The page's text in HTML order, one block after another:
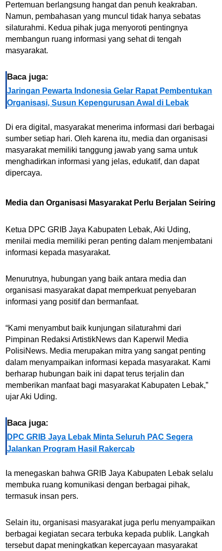
Pertemuan berlangsung hangat dan penuh keakraban.
Namun, pembahasan yang muncul tidak hanya sebatas
silaturahmi. Kedua pihak juga menyoroti pentingnya
membangun ruang informasi yang sehat di tengah
masyarakat.
Baca juga:
Jaringan Pewarta Indonesia Gelar Rapat Pembentukan
Organisasi, Susun Kepengurusan Awal di Lebak
Di era digital, masyarakat menerima informasi dari berbagai
sumber setiap hari. Oleh karena itu, media dan organisasi
masyarakat memiliki tanggung jawab yang sama untuk
menghadirkan informasi yang jelas, edukatif, dan dapat
dipercaya.
Media dan Organisasi Masyarakat Perlu Berjalan Seiring
Ketua DPC GRIB Jaya Kabupaten Lebak, Aki Uding,
menilai media memiliki peran penting dalam menjembatani
informasi kepada masyarakat.
Menurutnya, hubungan yang baik antara media dan
organisasi masyarakat dapat memperkuat penyebaran
informasi yang positif dan bermanfaat.
“Kami menyambut baik kunjungan silaturahmi dari
Pimpinan Redaksi ArtistikNews dan Kaperwil Media
PolisiNews. Media merupakan mitra yang sangat penting
dalam menyampaikan informasi kepada masyarakat. Kami
berharap hubungan baik ini dapat terus terjalin dan
memberikan manfaat bagi masyarakat Kabupaten Lebak,”
ujar Aki Uding.
Baca juga:
DPC GRIB Jaya Lebak Minta Seluruh PAC Segera
Jalankan Program Hasil Rakercab
Ia menegaskan bahwa GRIB Jaya Kabupaten Lebak selalu
membuka ruang komunikasi dengan berbagai pihak,
termasuk insan pers.
Selain itu, organisasi masyarakat juga perlu menyampaikan
berbagai kegiatan secara terbuka kepada publik. Langkah
tersebut dapat meningkatkan kepercayaan masyarakat